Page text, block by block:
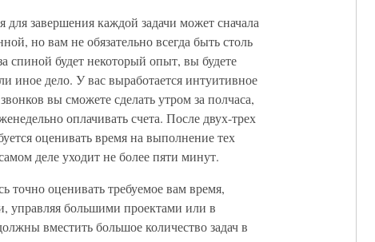
завершения каждой задачи может сначала
но вам не обязательно всегда быть столь
спиной будет некоторый опыт, вы будете
иное дело. У вас выработается интуитивное
вы сможете сделать утром за полчаса,
оплачивать счета. После двух-трех
оценивать время на выполнение тех
деле уходит не более пяти минут.
точно оценивать требуемое вам время,
управляя большими проектами или в
вместить большое количество задач в